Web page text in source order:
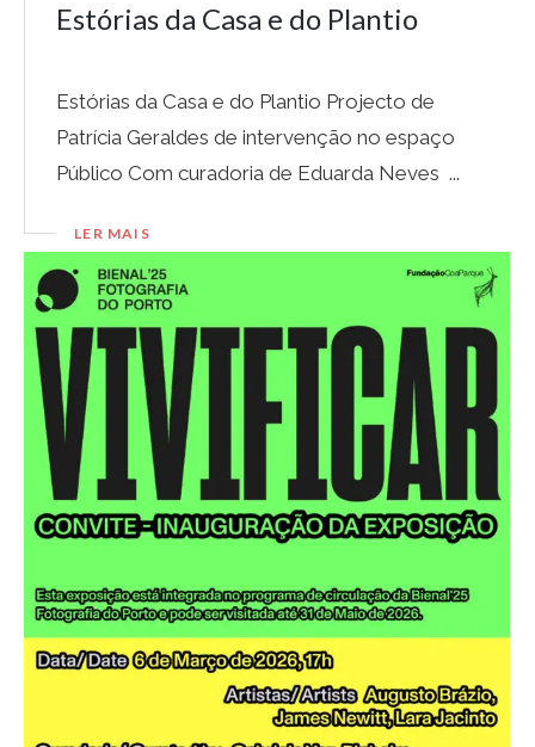
Estórias da Casa e do Plantio
Estórias da Casa e do Plantio Projecto de
Patrícia Geraldes de intervenção no espaço
Público Com curadoria de Eduarda Neves ...
LER MAIS